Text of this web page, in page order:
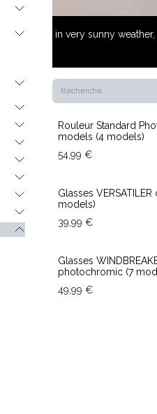
in very sunny
Rouleur Standard
models (4 models)
54,99 €
Glasses VERSATILER
models)
39,99 €
Glasses
photochromic (7
49,99 €